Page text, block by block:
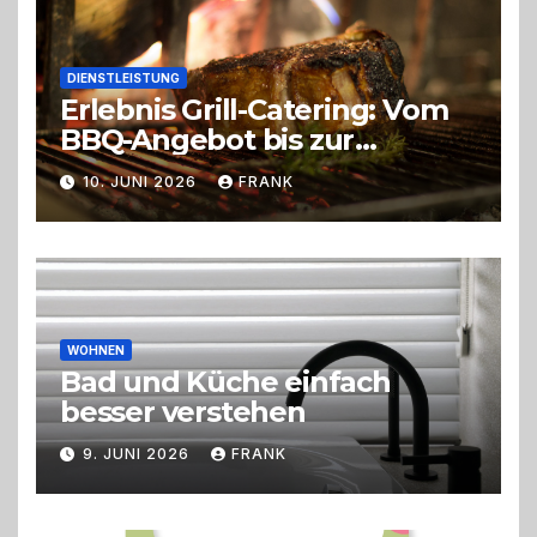
DIENSTLEISTUNG
Erlebnis Grill-Catering: Vom
BBQ-Angebot bis zur
perfekten Eventorganisation
Trend zu Outdoor-Events,
Erlebnisgastronomie und
Live-Cooking
10. JUNI 2026 FRANK
WOHNEN
Bad und Küche einfach
besser verstehen
9. JUNI 2026 FRANK